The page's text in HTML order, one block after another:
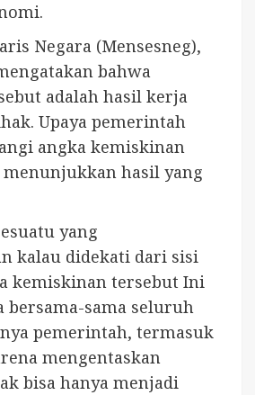
Negara (Mensesneg),
bahwa
adalah hasil kerja
Upaya pemerintah
angka kemiskinan
hasil yang
yang
kalau didekati dari sisi
kemiskinan tersebut Ini
bersama-sama seluruh
pemerintah, termasuk
mengentaskan
bisa hanya menjadi